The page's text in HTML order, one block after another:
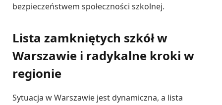
bezpieczeństwem społeczności szkolnej.
Lista zamkniętych szkół w
Warszawie i radykalne kroki w
regionie
Sytuacja w Warszawie jest dynamiczna, a lista